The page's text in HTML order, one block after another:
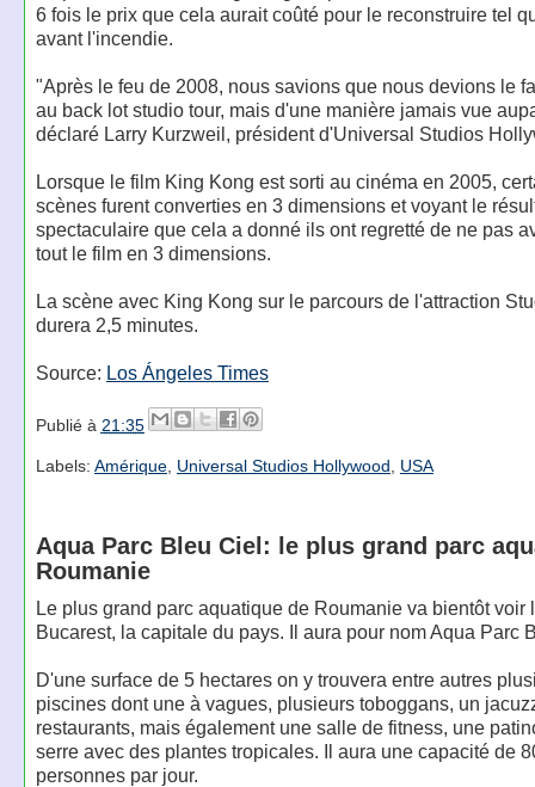
6 fois le prix que cela aurait coûté pour le reconstruire tel
avant l'incendie.
"Après le feu de 2008, nous savions que nous devions le
au back lot studio tour, mais d'une manière jamais vue
déclaré Larry Kurzweil, président d'Universal Studios
Lorsque le film King Kong est sorti au cinéma en 2005,
scènes furent converties en 3 dimensions et voyant le
spectaculaire que cela a donné ils ont regretté de ne pas
tout le film en 3 dimensions.
La scène avec King Kong sur le parcours de l'attraction
durera 2,5 minutes.
Source: Los Ángeles Times
Publié à 21:35
Labels: Amérique, Universal Studios Hollywood, USA
Aqua Parc Bleu Ciel: le plus grand parc
Roumanie
Le plus grand parc aquatique de Roumanie va bientôt voir
Bucarest, la capitale du pays. Il aura pour nom Aqua Parc
D'une surface de 5 hectares on y trouvera entre autres
piscines dont une à vagues, plusieurs toboggans, un
restaurants, mais également une salle de fitness, une
serre avec des plantes tropicales. Il aura une capacité de
personnes par jour.